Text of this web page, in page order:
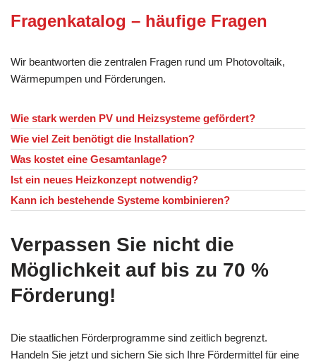
Fragenkatalog – häufige Fragen
Wir beantworten die zentralen Fragen rund um Photovoltaik,
Wärmepumpen und Förderungen.
Wie stark werden PV und Heizsysteme gefördert?
Wie viel Zeit benötigt die Installation?
Was kostet eine Gesamtanlage?
Ist ein neues Heizkonzept notwendig?
Kann ich bestehende Systeme kombinieren?
Verpassen Sie nicht die
Möglichkeit auf bis zu 70 %
Förderung!
Die staatlichen Förderprogramme sind zeitlich begrenzt.
Handeln Sie jetzt und sichern Sie sich Ihre Fördermittel für eine